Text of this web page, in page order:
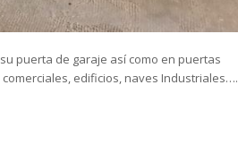
puerta de garaje así como en puertas
edificios, naves Industriales….